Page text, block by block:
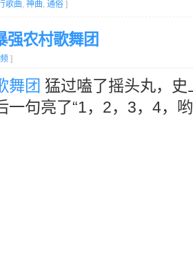
歌曲, 神曲, 通俗 ]
强农村歌舞团
]
舞团 猛过嗑了摇头丸，
一句亮了“1，2，3，4，